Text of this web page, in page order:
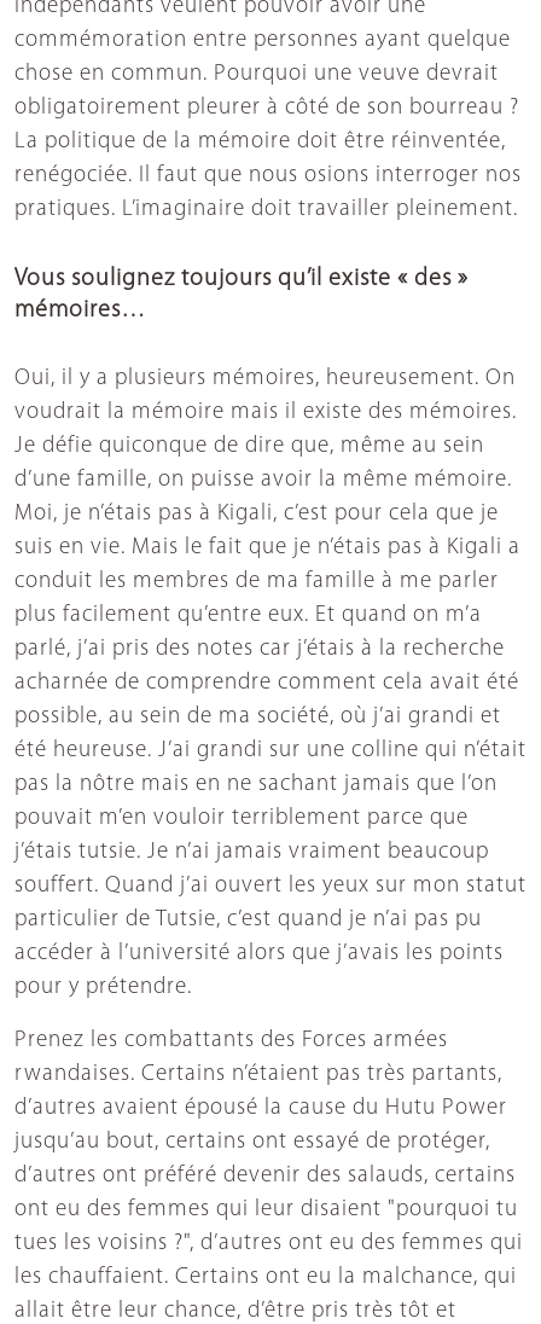
indépendants veulent pouvoir avoir une
commémoration entre personnes ayant quelque
chose en commun. Pourquoi une veuve devrait
obligatoirement pleurer à côté de son bourreau ?
La politique de la mémoire doit être réinventée,
renégociée. Il faut que nous osions interroger nos
pratiques. L’imaginaire doit travailler pleinement.
Vous soulignez toujours qu’il existe « des »
mémoires…
Oui, il y a plusieurs mémoires, heureusement. On
voudrait la mémoire mais il existe des mémoires.
Je défie quiconque de dire que, même au sein
d’une famille, on puisse avoir la même mémoire.
Moi, je n’étais pas à Kigali, c’est pour cela que je
suis en vie. Mais le fait que je n’étais pas à Kigali a
conduit les membres de ma famille à me parler
plus facilement qu’entre eux. Et quand on m’a
parlé, j’ai pris des notes car j’étais à la recherche
acharnée de comprendre comment cela avait été
possible, au sein de ma société, où j’ai grandi et
été heureuse. J’ai grandi sur une colline qui n’était
pas la nôtre mais en ne sachant jamais que l’on
pouvait m’en vouloir terriblement parce que
j’étais tutsie. Je n’ai jamais vraiment beaucoup
souffert. Quand j’ai ouvert les yeux sur mon statut
particulier de Tutsie, c’est quand je n’ai pas pu
accéder à l’université alors que j’avais les points
pour y prétendre.
Prenez les combattants des Forces armées
rwandaises. Certains n’étaient pas très partants,
d’autres avaient épousé la cause du Hutu Power
jusqu’au bout, certains ont essayé de protéger,
d’autres ont préféré devenir des salauds, certains
ont eu des femmes qui leur disaient "pourquoi tu
tues les voisins ?", d’autres ont eu des femmes qui
les chauffaient. Certains ont eu la malchance, qui
allait être leur chance, d’être pris très tôt et